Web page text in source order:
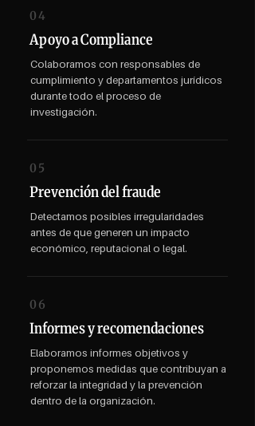
04
Apoyo a Compliance
Colaboramos con responsables de
cumplimiento y departamentos jurídicos
durante todo el proceso de
investigación.
05
Prevención del fraude
Detectamos posibles irregularidades
antes de que generen un impacto
económico, reputacional o legal.
06
Informes y recomendaciones
Elaboramos informes objetivos y
proponemos medidas que contribuyan a
reforzar la integridad y la prevención
dentro de la organización.